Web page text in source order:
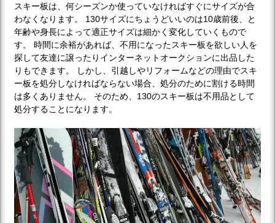
スキー板は、何シーズンか使っていなければすぐにサイズが合
わなくなります。 130サイズにちょうどいいのは10歳前後、と
年齢や身長によって適正サイズは細かく変化していくもので
す。 時間に余裕があれば、不用になったスキー板を欲しい人を
探して友達に譲ったりインターネットオークションに出品した
りもできます。 しかし、引越しやリフォームなどの理由でスキ
ー板を処分しなければならない場合、処分のために割ける時間
は多くありません。 そのため、130のスキー板は不用品として
処分することになります。